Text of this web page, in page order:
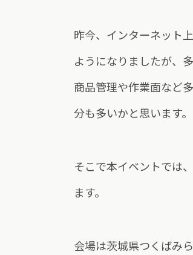
昨今、インターネット
ようになりましたが、
商品管理や作業面など
分も多いかと思います。
そこで本イベントでは
ます。
会場は茨城県つくばみ